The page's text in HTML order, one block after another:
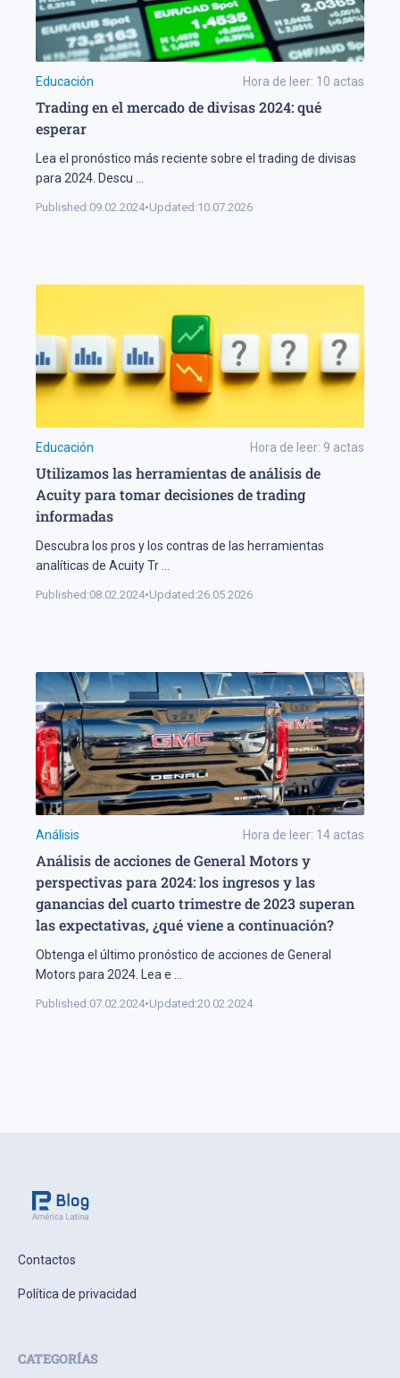
Educación Hora de leer: 10 actas
Trading en el mercado de divisas 2024: qué
esperar
Lea el pronóstico más reciente sobre el trading de divisas
para 2024. Descu
Published:09.02.2024•Updated:10.07.2026
Educación Hora de leer: 9 actas
Utilizamos las herramientas de análisis de
Acuity para tomar decisiones de trading
informadas
Descubra los pros y los contras de las herramientas
analíticas de Acuity Tr
Published:08.02.2024•Updated:26.05.2026
Análisis Hora de leer: 14 actas
Análisis de acciones de General Motors y
perspectivas para 2024: los ingresos y las
ganancias del cuarto trimestre de 2023 superan
las expectativas, ¿qué viene a continuación?
Obtenga el último pronóstico de acciones de General
Motors para 2024. Lea e
Published:07.02.2024•Updated:20.02.2024
Contactos
Política de privacidad
CATEGORÍAS